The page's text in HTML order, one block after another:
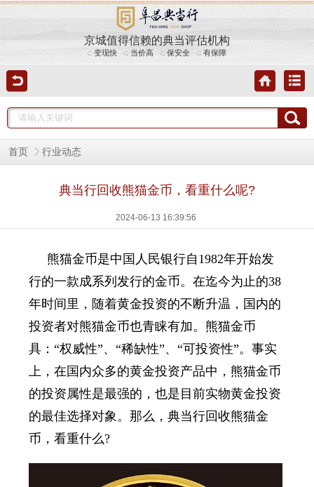
京城值得信赖的典当评估机构
变现快 当价高 保安全 有保障
首页 行业动态
典当行回收熊猫金币，看重什么呢?
2024-06-13 16:39:56
熊猫金币是中国人民银行自1982年开始发
行的一款成系列发行的金币。在迄今为止的38
年时间里，随着黄金投资的不断升温，国内的
投资者对熊猫金币也青睐有加。熊猫金币
具：“权威性”、“稀缺性”、“可投资性”。事实
上，在国内众多的黄金投资产品中，熊猫金币
的投资属性是最强的，也是目前实物黄金投资
的最佳选择对象。那么， 典当行回收熊猫金
币 ，看重什么?